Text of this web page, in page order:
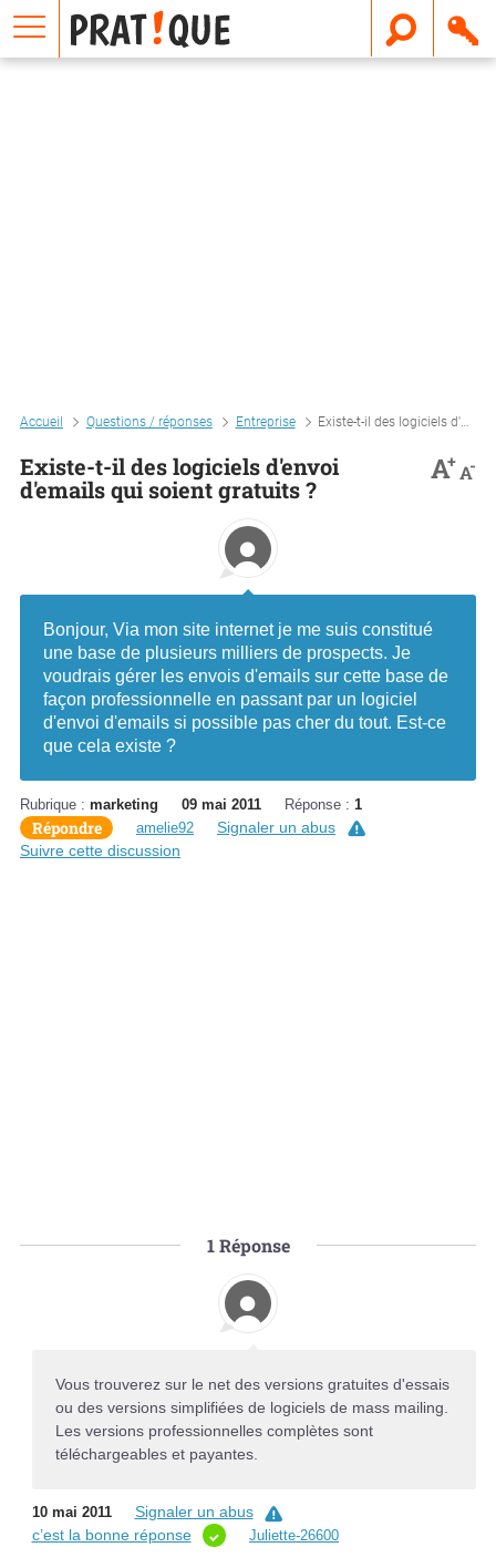
Accueil Questions / réponses Entreprise Existe-t-il des logiciels d'envoi d'emails qui soient gratuits ?
Existe-t-il des logiciels d'envoi
d'emails qui soient gratuits ?
A+A-
Bonjour, Via mon site internet je me suis constitué
une base de plusieurs milliers de prospects. Je
voudrais gérer les envois d'emails sur cette base de
façon professionnelle en passant par un logiciel
d'envoi d'emails si possible pas cher du tout. Est-ce
que cela existe ?
Rubrique : marketing 09 mai 2011 Réponse : 1
Répondre amelie92
Signaler un abus
Suivre cette discussion
1Réponse
Vous trouverez sur le net des versions gratuites d'essais
ou des versions simplifiées de logiciels de mass mailing.
Les versions professionnelles complètes sont
téléchargeables et payantes.
10 mai 2011
Signaler un abus
c’est la bonne réponse
Juliette-26600
E
m
a